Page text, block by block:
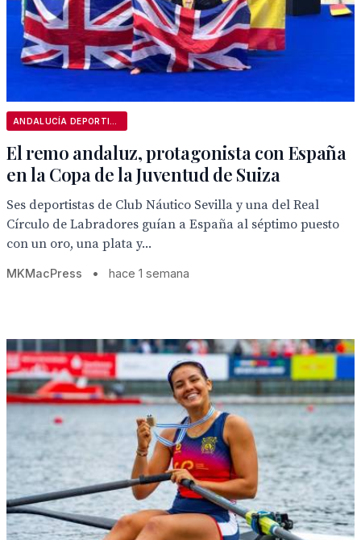
El remo andaluz, protagonista con España
en la Copa de la Juventud de Suiza
Ses deportistas de Club Náutico Sevilla y una del Real
Círculo de Labradores guían a España al séptimo puesto
con un oro, una plata y...
MKMacPress • hace 1 semana